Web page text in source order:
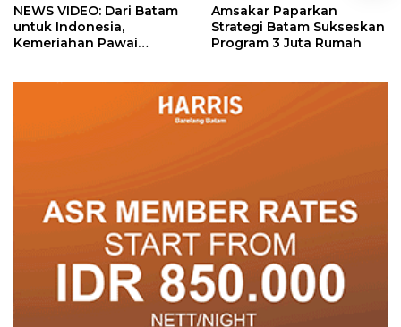
NEWS VIDEO: Dari Batam
untuk Indonesia,
Kemeriahan Pawai
Amsakar Paparkan
Strategi Batam Sukseskan
Program 3 Juta Rumah